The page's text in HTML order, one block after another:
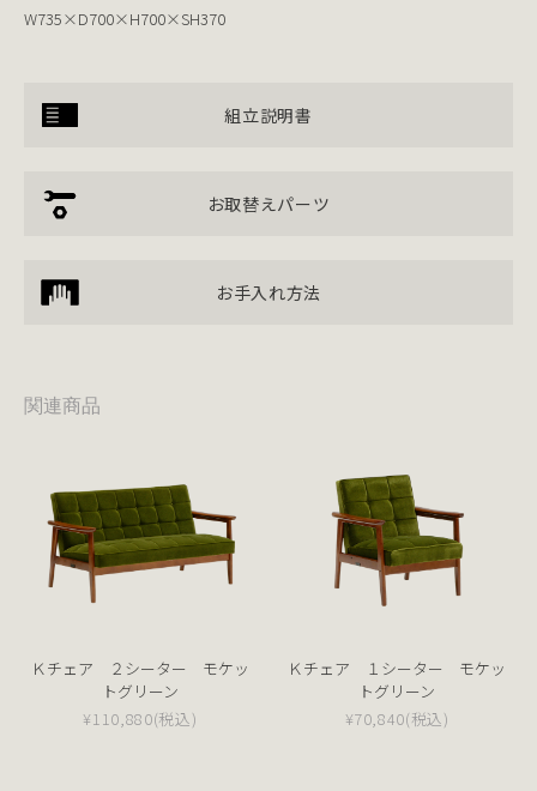
W735×D700×H700×SH370
組立説明書
お取替えパーツ
お手入れ方法
関連商品
Ｋチェア ２シーター モケッ
トグリーン
¥110,880(税込)
Ｋチェア １シーター モケッ
トグリーン
¥70,840(税込)